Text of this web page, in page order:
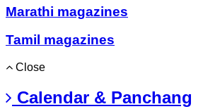
Marathi magazines
Tamil magazines
Close
Calendar & Panchang